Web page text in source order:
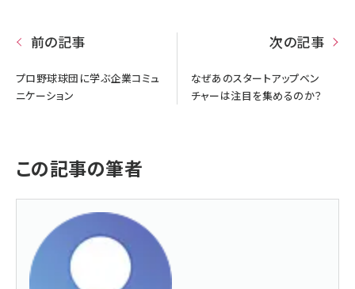
前の記事
プロ野球球団に学ぶ企業コミュ
ニケーション
次の記事
なぜあのスタートアップベン
チャーは注目を集めるのか？
この記事の筆者